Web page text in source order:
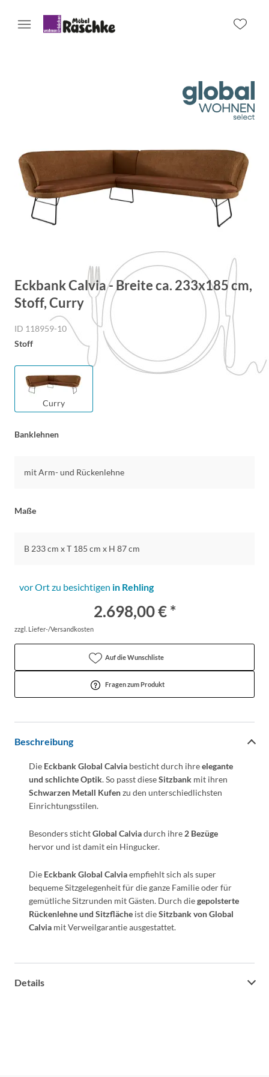
Eckbank Calvia - Breite ca. 233x185 cm,
Stoff, Curry
ID 118959-10
Stoff
Curry
Banklehnen
mit Arm- und Rückenlehne
Maße
B 233 cm x T 185 cm x H 87 cm
vor Ort zu besichtigen in Rehling
2.698,00 € *
zzgl. Liefer-/Versandkosten
Auf die Wunschliste
Fragen zum Produkt
Beschreibung
Die Eckbank Global Calvia besticht durch ihreelegante
und schlichteOptik. So passt dieseSitzbank mit ihren
Schwarzen Metall Kufenzu den unterschiedlichsten
Einrichtungsstilen.
Besonders stichtGlobal Calviadurch ihre 2 Bezüge
hervor und ist damit ein Hingucker.
Die Eckbank Global Calviaempfiehlt sich als super
bequeme Sitzgelegenheit für die ganze Familie oder für
gemütliche Sitzrunden mit Gästen. Durch diegepolsterte
Rückenlehne und Sitzfläche ist dieSitzbank von Global
Calvia mit Verweilgarantie ausgestattet.
Details